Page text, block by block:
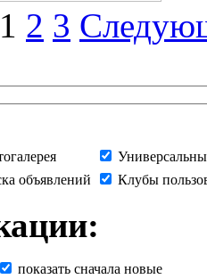
1 2 3
объявлений Клубы
показать сначала новые